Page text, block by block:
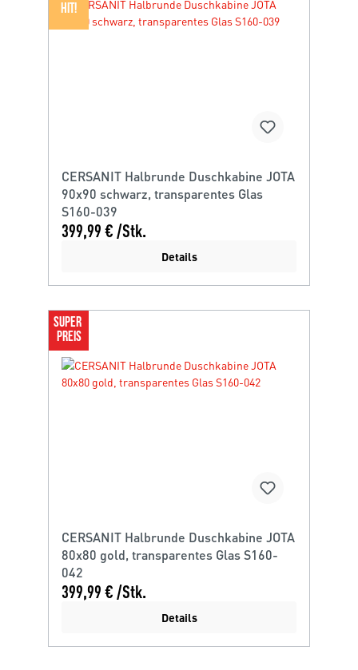
HIT!
CERSANIT Halbrunde Duschkabine JOTA
90x90 schwarz, transparentes Glas
S160-039
399,99 € /Stk.
Details
SUPER
PREIS
CERSANIT Halbrunde Duschkabine JOTA
80x80 gold, transparentes Glas S160-
042
399,99 € /Stk.
Details